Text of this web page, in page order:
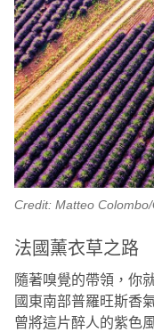
Credit: Matteo
法國薰衣草之路
隨著嗅覺的帶領，你
國東南部普羅旺斯香
曾將這片醉人的紫色